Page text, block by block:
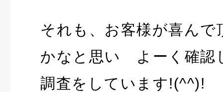
それも、お客様が喜んで
かなと思い よーく確認
調査をしています!(^^)!